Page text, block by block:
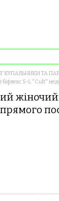
КУПАЛЬНИКИ ТА
S-L "Cult"